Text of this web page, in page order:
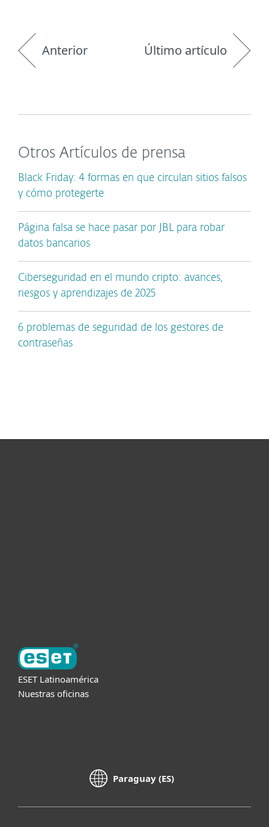
Anterior Último artículo
Otros Artículos de prensa
Black Friday: 4 formas en que circulan sitios falsos
y cómo protegerte
Página falsa se hace pasar por JBL para robar
datos bancarios
Ciberseguridad en el mundo cripto: avances,
riesgos y aprendizajes de 2025
6 problemas de seguridad de los gestores de
contraseñas
ESET Latinoamérica
Nuestras oficinas
Paraguay (ES)